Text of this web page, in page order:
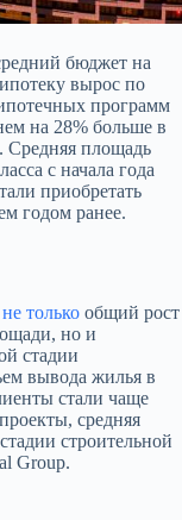
бюджет на
вырос по
программ
на 28% больше в
Средняя площадь
с начала года
приобретать
годом ранее.
не только общий рост
но и
стадии
вывода жилья в
стали чаще
средняя
строительной
Group.